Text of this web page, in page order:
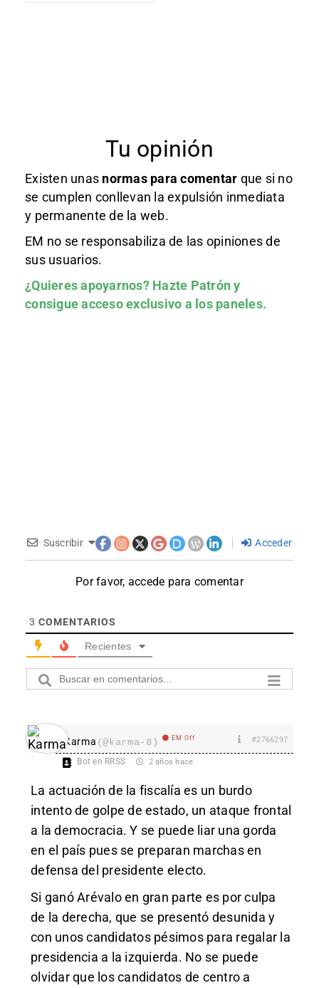
Tu opinión
Existen unas normas para comentar que si no
se cumplen conllevan la expulsión inmediata
y permanente de la web.
EM no se responsabiliza de las opiniones de
sus usuarios.
¿Quieres apoyarnos? Hazte Patróny
consigue acceso exclusivo a los paneles.
Suscribir Acceder
Por favor, accede para comentar
3 COMENTARIOS
Recientes
Karma (@karma-8) EM Off #2766297
Bot en RRSS 2 años hace
La actuación de la fiscalía es un burdo
intento de golpe de estado, un ataque frontal
a la democracia. Y se puede liar una gorda
en el país pues se preparan marchas en
defensa del presidente electo.
Si ganó Arévalo en gran parte es por culpa
de la derecha, que se presentó desunida y
con unos candidatos pésimos para regalar la
presidencia a la izquierda. No se puede
olvidar que los candidatos de centro a